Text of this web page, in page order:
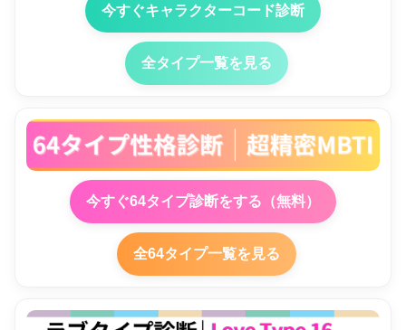
今すぐキャラクターコード診断
全タイプ一覧を見る
今すぐ64タイプ診断をする（無料）
全64タイプ一覧を見る